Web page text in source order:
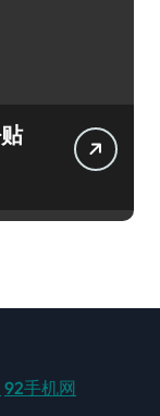
92手机网